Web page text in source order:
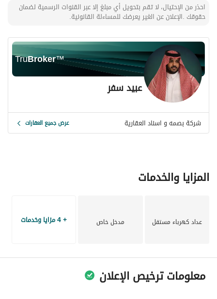
احذر من الإحتيال، لا تقم بتحويل أي مبلغ إلا عبر القنوات الرسمية لضمان
حقوقك .الإعلان عن الغير يعرضك للمساءلة القانونية.
TruBroker™
عبيد سفر
شركة بصمه و اسناد العقارية عرض جميع العقارات
المزايا والخدمات
عداد كهرباء مستقل مدخل خاص + 4 مزايا وخدمات
معلومات ترخيص الإعلان